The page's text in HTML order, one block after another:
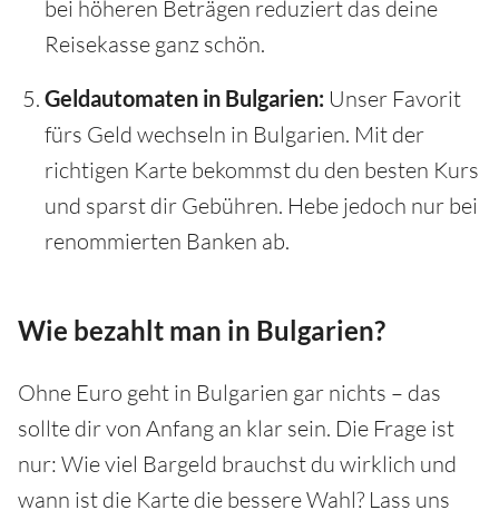
bei höheren Beträgen reduziert das deine
Reisekasse ganz schön.
Geldautomaten in Bulgarien: Unser Favorit
fürs Geld wechseln in Bulgarien. Mit der
richtigen Karte bekommst du den besten Kurs
und sparst dir Gebühren. Hebe jedoch nur bei
renommierten Banken ab.
Wie bezahlt man in Bulgarien?
Ohne Euro geht in Bulgarien gar nichts – das
sollte dir von Anfang an klar sein. Die Frage ist
nur: Wie viel Bargeld brauchst du wirklich und
wann ist die Karte die bessere Wahl? Lass uns